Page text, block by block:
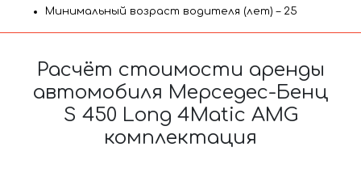
Минимальный возраст водителя (лет) – 25
Расчёт стоимости аренды
автомобиля Мерседес-Бенц
S 450 Long 4Matic AMG
комплектация